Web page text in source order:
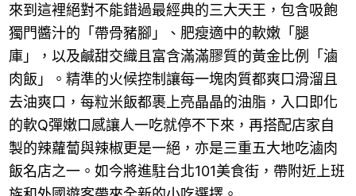
來到這裡絕對不能錯過最經典的三大天王，包含吸飽
獨門醬汁的「帶骨豬腳」、肥瘦適中的軟嫩「腿
庫」，以及鹹甜交織且富含滿滿膠質的黃金比例「滷
肉飯」。精準的火候控制讓每一塊肉質都爽口滑溜且
去油爽口，每粒米飯都裹上亮晶晶的油脂，入口即化
的軟Q彈嫩口感讓人一吃就停不下來，再搭配店家自
製的辣蘿蔔與辣椒更是一絕，亦是三重五大地吃滷肉
飯名店之一。如今將進駐台北101美食街，帶附近上班